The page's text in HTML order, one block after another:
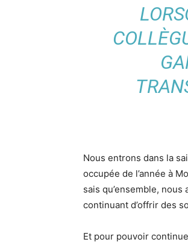
Nous entrons dans la
occupée de l’année à
sais qu’ensemble,
continuant d’offrir des
Et pour pouvoir